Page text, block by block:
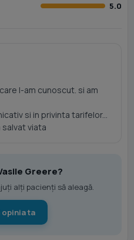
5.0
l-am cunoscut. si am
si in privinta tarifelor...
salvat viata
Greere?
alți pacienți să aleagă.
ta